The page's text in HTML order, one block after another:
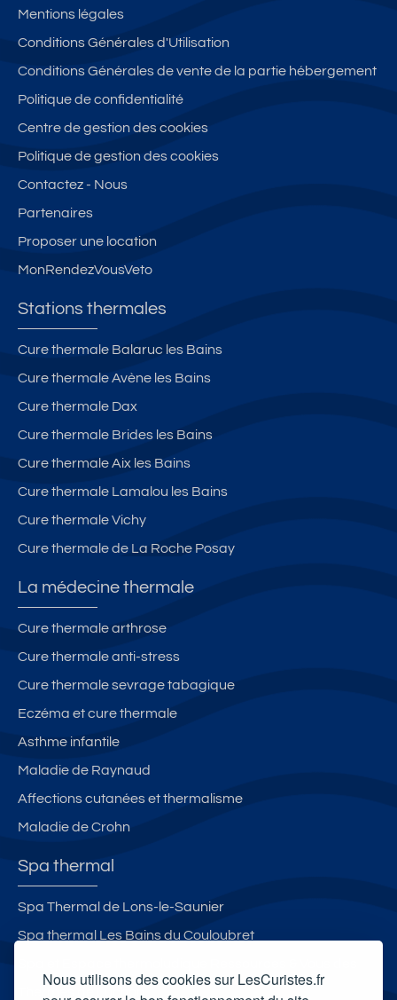
Nous utilisons des cookies sur LesCuristes.fr
Mentions légales
Conditions Générales d'Utilisation
Conditions Générales de vente de la partie hébergement
Politique de confidentialité
Centre de gestion des cookies
Politique de gestion des cookies
Contactez - Nous
Partenaires
Proposer une location
MonRendezVousVeto
Stations thermales
Cure thermale Balaruc les Bains
Cure thermale Avène les Bains
Cure thermale Dax
Cure thermale Brides les Bains
Cure thermale Aix les Bains
Cure thermale Lamalou les Bains
Cure thermale Vichy
Cure thermale de La Roche Posay
La médecine thermale
Cure thermale arthrose
Cure thermale anti-stress
Cure thermale sevrage tabagique
Eczéma et cure thermale
Asthme infantile
Maladie de Raynaud
Affections cutanées et thermalisme
Maladie de Crohn
Spa thermal
Spa Thermal de Lons-le-Saunier
Spa thermal Les Bains du Couloubret